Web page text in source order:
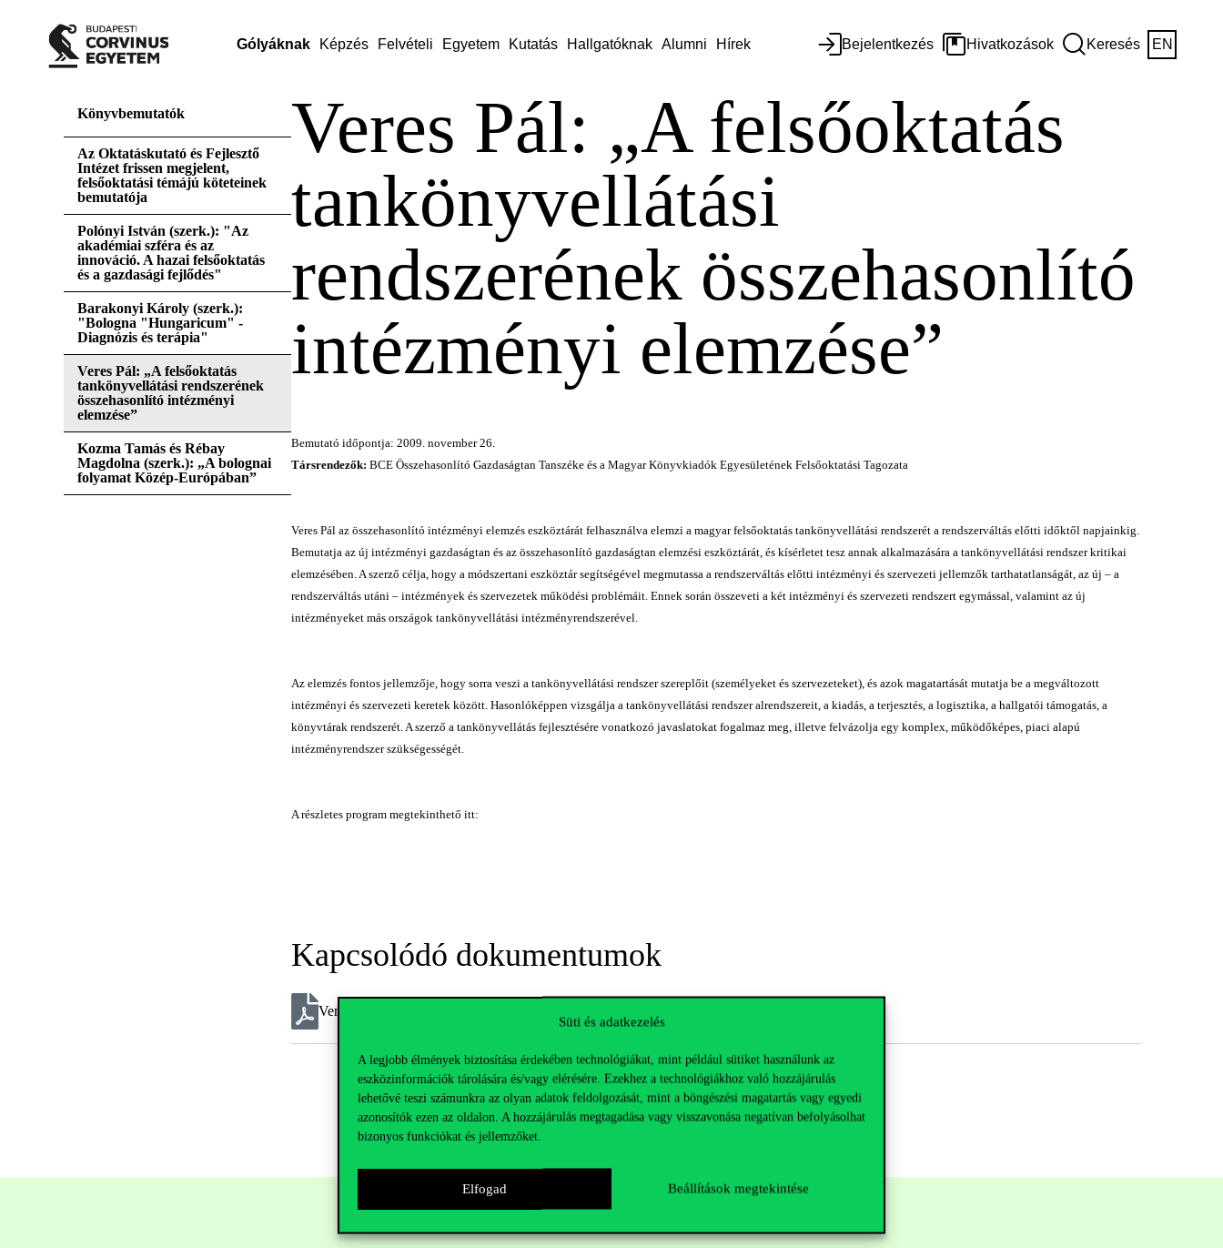
Süti és adatkezelés
A legjobb élmények biztosítása érdekében technológiákat, mint például sütiket használunk az
eszközinformációk tárolására és/vagy elérésére. Ezekhez a technológiákhoz való hozzájárulás
lehetővé teszi számunkra az olyan adatok feldolgozását, mint a böngészési magatartás vagy egyedi
azonosítók ezen az oldalon. A hozzájárulás megtagadása vagy visszavonása negatívan befolyásolhat
bizonyos funkciókat és jellemzőket.
Elfogad Beállítások megtekintése
Gólyáknak Képzés Felvételi Egyetem Kutatás Hallgatóknak Alumni Hírek Bejelentkezés Hivatkozások Keresés EN
Könyvbemutatók
Az Oktatáskutató és Fejlesztő
Intézet frissen megjelent,
felsőoktatási témájú köteteinek
bemutatója
Polónyi István (szerk.): "Az
akadémiai szféra és az
innováció. A hazai felsőoktatás
és a gazdasági fejlődés"
Barakonyi Károly (szerk.):
"Bologna "Hungaricum" -
Diagnózis és terápia"
Veres Pál: „A felsőoktatás
tankönyvellátási rendszerének
összehasonlító intézményi
elemzése”
Kozma Tamás és Rébay
Magdolna (szerk.): „A bolognai
folyamat Közép-Európában”
Veres Pál: „A felsőoktatás
tankönyvellátási
rendszerének összehasonlító
intézményi elemzése”
Bemutató időpontja: 2009. november 26.
Társrendezők: BCE Összehasonlító Gazdaságtan Tanszéke és a Magyar Könyvkiadók Egyesületének Felsőoktatási Tagozata
Veres Pál az összehasonlító intézményi elemzés eszköztárát felhasználva elemzi a magyar felsőoktatás tankönyvellátási rendszerét a rendszerváltás előtti időktől napjainkig.
Bemutatja az új intézményi gazdaságtan és az összehasonlító gazdaságtan elemzési eszköztárát, és kísérletet tesz annak alkalmazására a tankönyvellátási rendszer kritikai
elemzésében. A szerző célja, hogy a módszertani eszköztár segítségével megmutassa a rendszerváltás előtti intézményi és szervezeti jellemzők tarthatatlanságát, az új – a
rendszerváltás utáni – intézmények és szervezetek működési problémáit. Ennek során összeveti a két intézményi és szervezeti rendszert egymással, valamint az új
intézményeket más országok tankönyvellátási intézményrendszerével.
Az elemzés fontos jellemzője, hogy sorra veszi a tankönyvellátási rendszer szereplőit (személyeket és szervezeteket), és azok magatartását mutatja be a megváltozott
intézményi és szervezeti keretek között. Hasonlóképpen vizsgálja a tankönyvellátási rendszer alrendszereit, a kiadás, a terjesztés, a logisztika, a hallgatói támogatás, a
könyvtárak rendszerét. A szerző a tankönyvellátás fejlesztésére vonatkozó javaslatokat fogalmaz meg, illetve felvázolja egy komplex, működőképes, piaci alapú
intézményrendszer szükségességét.
A részletes program megtekinthető itt:
Kapcsolódó dokumentumok
Veres_konyvbemutato_meghivo.34e.pdf